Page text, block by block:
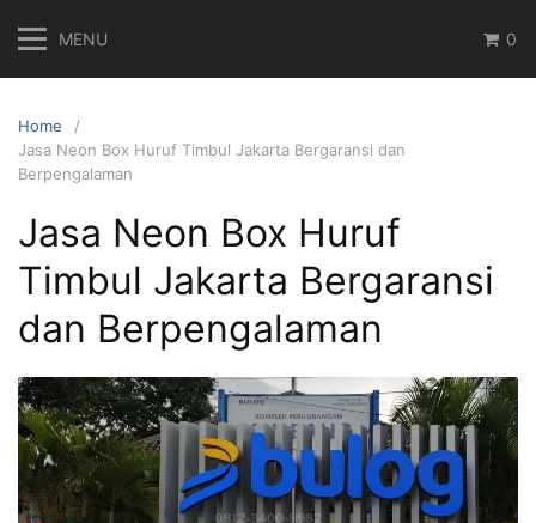
content
MENU 0
Home
Jasa Neon Box Huruf Timbul Jakarta Bergaransi dan
Berpengalaman
Jasa Neon Box Huruf
Timbul Jakarta Bergaransi
dan Berpengalaman